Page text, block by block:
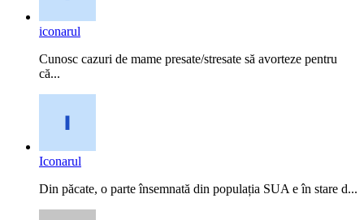
iconarul
Cunosc cazuri de mame presate/stresate să avorteze pentru
că...
Iconarul
Din păcate, o parte însemnată din populația SUA e în stare d...